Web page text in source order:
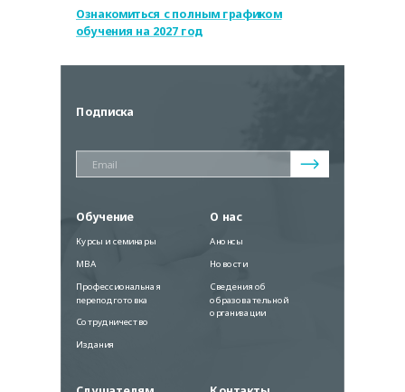
Ознакомиться с полным графиком
обучения на 2027 год
Подписка
Обучение
Курсы и семинары
MBA
Профессиональная
переподготовка
Сотрудничество
Издания
О нас
Анонсы
Новости
Сведения об
образовательной
организации